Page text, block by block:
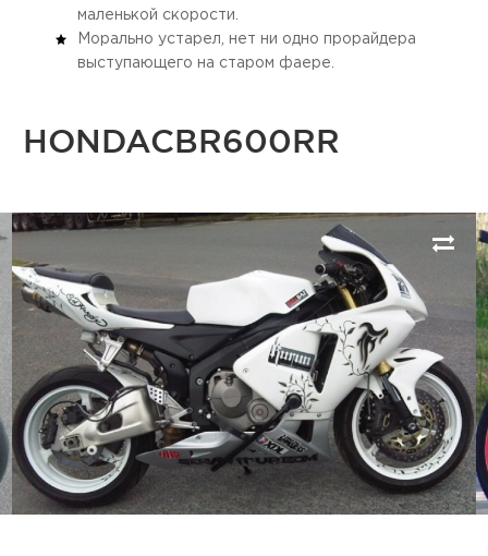
маленькой скорости.
Морально устарел, нет ни одно прорайдера
выступающего на старом фаере.
HONDACBR600RR
Next